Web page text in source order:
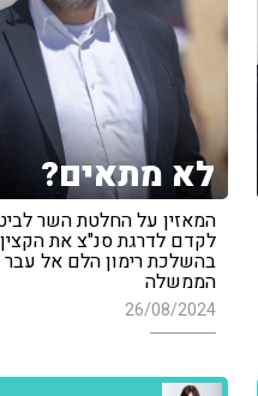
לא מתאים?
המאזין על החלטת השר
לקדם לדרגת סנ"צ את
בהשלכת רימון הלם אל עבר
הממשלה
26/08/2024